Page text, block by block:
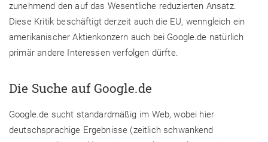
zunehmend den auf das Wesentliche reduzierten Ansatz.
Diese Kritik beschäftigt derzeit auch die EU, wenngleich ein
amerikanischer Aktienkonzern auch bei Google.de natürlich
primär andere Interessen verfolgen dürfte.
Die Suche auf Google.de
Google.de sucht standardmäßig im Web, wobei hier
deutschsprachige Ergebnisse (zeitlich schwankend